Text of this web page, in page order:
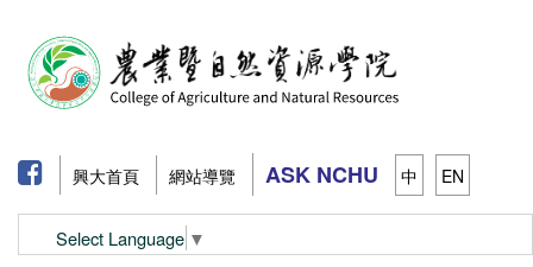
興大首頁 網站導覽 ASK NCHU 中 EN
Select Language ▼